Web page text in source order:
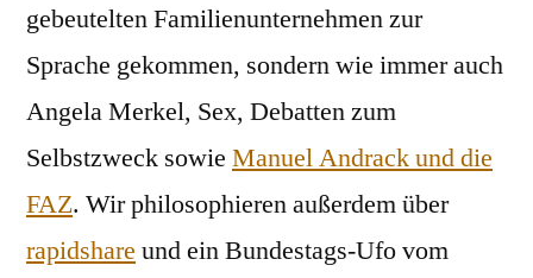
gebeutelten Familienunternehmen zur
Sprache gekommen, sondern wie immer auch
Angela Merkel, Sex, Debatten zum
Selbstzweck sowie Manuel Andrack und die
FAZ. Wir philosophieren außerdem über
rapidshare und ein Bundestags-Ufo vom